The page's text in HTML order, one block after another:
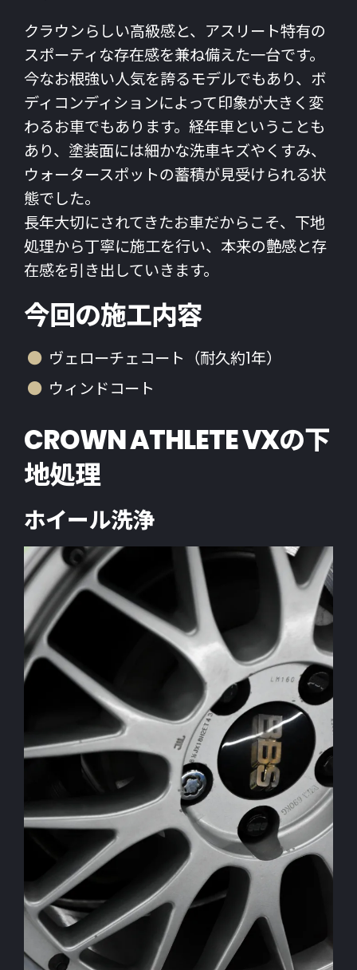
クラウンらしい高級感と、アスリート特有の
スポーティな存在感を兼ね備えた一台です。
今なお根強い人気を誇るモデルでもあり、ボ
ディコンディションによって印象が大きく変
わるお車でもあります。経年車ということも
あり、塗装面には細かな洗車キズやくすみ、
ウォータースポットの蓄積が見受けられる状
態でした。
長年大切にされてきたお車だからこそ、下地
処理から丁寧に施工を行い、本来の艶感と存
在感を引き出していきます。
今回の施工内容
ヴェローチェコート（耐久約1年）
ウィンドコート
CROWN ATHLETE VXの下
地処理
ホイール洗浄